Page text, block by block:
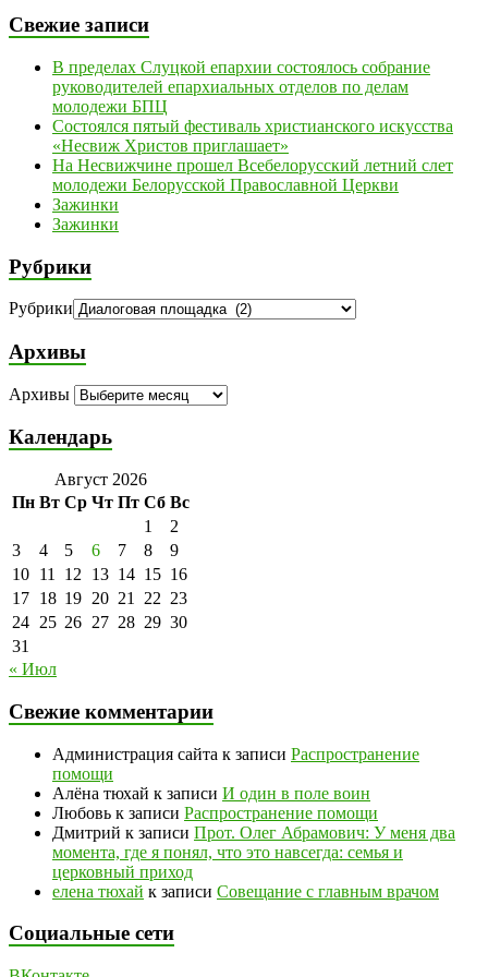
Свежие записи
В пределах Слуцкой епархии состоялось собрание
руководителей епархиальных отделов по делам
молодежи БПЦ
Состоялся пятый фестиваль христианского искусства
«Несвиж Христов приглашает»
На Несвижчине прошел Всебелорусский летний слет
молодежи Белорусской Православной Церкви
Зажинки
Зажинки
Рубрики
Рубрики
Архивы
Архивы
Календарь
Август 2026
Пн Вт Ср Чт Пт Сб Вс
1
2
3
4 5 6 7 8
9
10 11 12 13 14 15 16
17 18 19 20 21 22 23
24 25 26 27 28 29 30
31
« Июл
Свежие комментарии
Администрация сайта к записи Распространение
помощи
Алёна тюхай к записи И один в поле воин
Любовь к записи Распространение помощи
Дмитрий к записи Прот. Олег Абрамович: У меня два
момента, где я понял, что это навсегда: семья и
церковный приход
елена тюхай к записи Совещание с главным врачом
Социальные сети